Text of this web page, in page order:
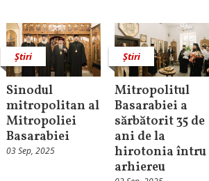
Știri
Sinodul
mitropolitan al
Mitropoliei
Basarabiei
03 Sep, 2025
Știri
Mitropolitul
Basarabiei a
sărbătorit 35 de
ani de la
hirotonia întru
arhiereu